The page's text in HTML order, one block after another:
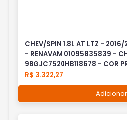
CHEV/SPIN 1.8L AT LTZ - 2016/
- RENAVAM 01095835839 -
9BGJC7520HB118678 - COR
R$ 3.322,27
Adicionar